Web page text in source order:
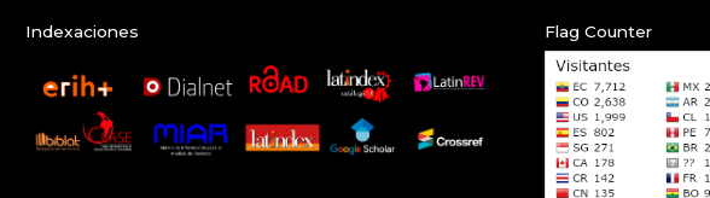
Indexaciones Flag Counter